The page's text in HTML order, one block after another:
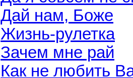
Дай нам, Боже
Жизнь-рулетка
Зачем мне рай
Как не любить